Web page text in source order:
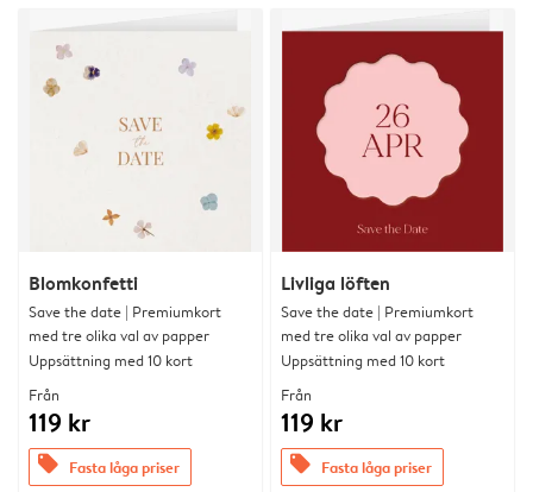
Blomkonfetti
Save the date | Premiumkort
med tre olika val av papper
Uppsättning med 10 kort
Från
119 kr
offers Fasta låga priser
Livliga löften
Save the date | Premiumkort
med tre olika val av papper
Uppsättning med 10 kort
Från
119 kr
offers Fasta låga priser